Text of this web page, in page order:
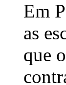
Em
as
que